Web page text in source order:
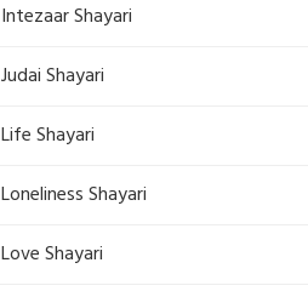
Intezaar Shayari
Judai Shayari
Life Shayari
Loneliness Shayari
Love Shayari